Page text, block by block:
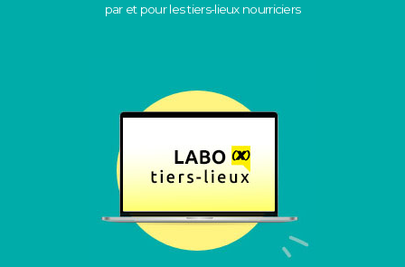
par et pour les tiers-lieux nourriciers